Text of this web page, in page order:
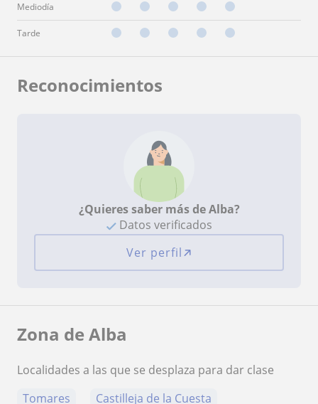
Mediodía
Tarde
Reconocimientos
¿Quieres saber más de Alba?
Datos verificados
Ver perfil
Zona de Alba
Localidades a las que se desplaza para dar clase
Tomares
Castilleja de la Cuesta